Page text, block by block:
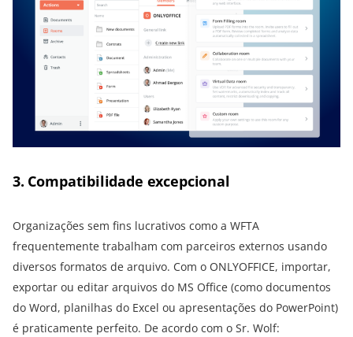
3. Compatibilidade excepcional
Organizações sem fins lucrativos como a WFTA
frequentemente trabalham com parceiros externos usando
diversos formatos de arquivo. Com o ONLYOFFICE, importar,
exportar ou editar arquivos do MS Office (como documentos
do Word, planilhas do Excel ou apresentações do PowerPoint)
é praticamente perfeito. De acordo com o Sr. Wolf: